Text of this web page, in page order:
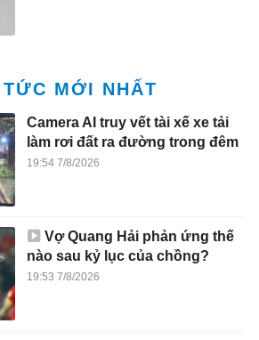
MỚI NHẤT
Camera AI truy vết tài xế xe tải
làm rơi đất ra đường trong đêm
19:54 7/8/2026
Vợ Quang Hải phản ứng thế
nào sau kỷ lục của chồng?
19:53 7/8/2026